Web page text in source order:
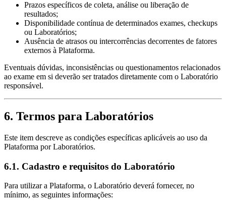
Prazos específicos de coleta, análise ou liberação de
resultados;
Disponibilidade contínua de determinados exames, checkups
ou Laboratórios;
Ausência de atrasos ou intercorrências decorrentes de fatores
externos à Plataforma.
Eventuais dúvidas, inconsistências ou questionamentos relacionados
ao exame em si deverão ser tratados diretamente com o Laboratório
responsável.
6. Termos para Laboratórios
Este item descreve as condições específicas aplicáveis ao uso da
Plataforma por Laboratórios.
6.1. Cadastro e requisitos do Laboratório
Para utilizar a Plataforma, o Laboratório deverá fornecer, no
mínimo, as seguintes informações: